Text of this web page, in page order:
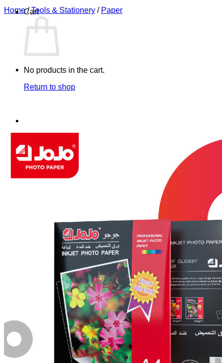
Cart
No products in the cart.
Return to shop
Home / Tools & Stationery / Paper